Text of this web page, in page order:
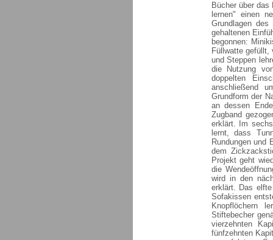
Bücher über
lernen" einen
Grundlagen
gehaltenen
begonnen:
Füllwatte gefüllt,
und Steppen
die Nutzung
doppelten
anschließend
Grundform der
an dessen
Zugband
erklärt. Im
lernt, dass
Rundungen und
dem
Projekt geht
die
wird in den
erklärt. Das
Sofakissen
Knopflöchern
Stiftebecher
vierzehnten
fünfzehnten